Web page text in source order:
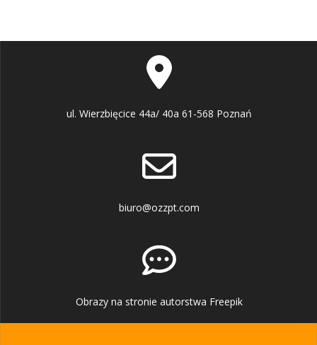
ul. Wierzbięcice 44a/ 40a 61-568 Poznań
biuro@ozzpt.com
Obrazy na stronie autorstwa Freepik